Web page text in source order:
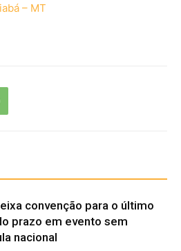
– MT
convenção para o último
prazo em evento sem
nacional